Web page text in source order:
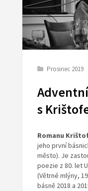
Prosinec 2019
s
Romanu
jeho první
město). Je
poezie z 80. let
(Větrné mlýny,
básně 2018 a